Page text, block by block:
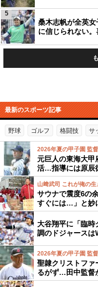
桑木志帆が全英
に信じられない。
5
最新のスポーツ記事
野球 ゴルフ 格闘技 サ
2026年夏の甲子園 監
元巨人の東海大甲
活…指導には原辰
山﨑武司 これが俺の生
サウナで震度6の
すぐには…」と妙
大谷翔平に「臨
調のドジャースは
2026年夏の甲子園 監
聖隷クリストファ
るがず…田中監督